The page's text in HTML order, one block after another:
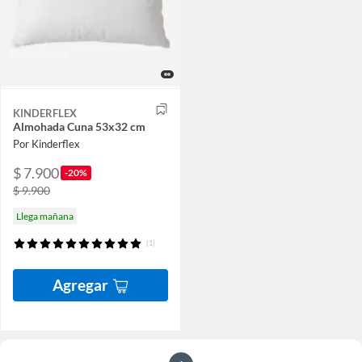
KINDERFLEX
Almohada Cuna 53x32 cm
Por Kinderflex
$ 7.900 -20%
$ 9.900
Llega mañana
(1)
Agregar